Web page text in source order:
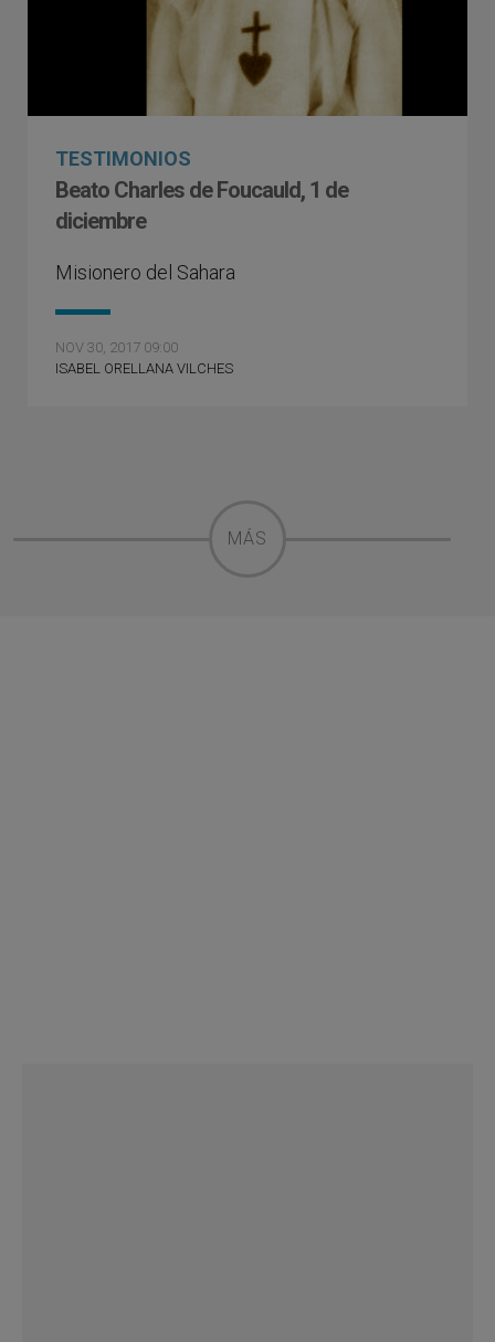
TESTIMONIOS
Beato Charles de Foucauld, 1 de
diciembre
Misionero del Sahara
NOV 30, 2017 09:00
ISABEL ORELLANA VILCHES
MÁS